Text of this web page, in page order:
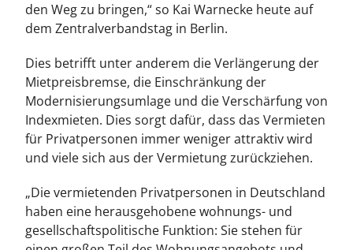
den Weg zu bringen,“ so Kai Warnecke heute auf
dem Zentralverbandstag in Berlin.
Dies betrifft unter anderem die Verlängerung der
Mietpreisbremse, die Einschränkung der
Modernisierungsumlage und die Verschärfung von
Indexmieten. Dies sorgt dafür, dass das Vermieten
für Privatpersonen immer weniger attraktiv wird
und viele sich aus der Vermietung zurückziehen.
„Die vermietenden Privatpersonen in Deutschland
haben eine herausgehobene wohnungs- und
gesellschaftspolitische Funktion: Sie stehen für